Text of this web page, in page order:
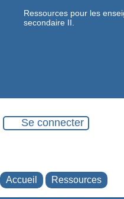
Ressources pour les
secondaire II.
Se connecter
Accueil Ressources